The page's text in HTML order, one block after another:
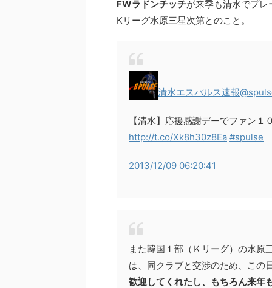
FWラドンチッチが来季も清水でプ
Kリーグ水原三星次第とのこと。
清水エスパルス速報
【清水】応援感謝デーでファン
http://t.co/Xk8h30z8Ea #spulse
2013/12/09 06:20:41
また韓国１部（Ｋリーグ）の水原
は、同クラブと交渉のため、この
歓迎してくれたし、もちろん来年